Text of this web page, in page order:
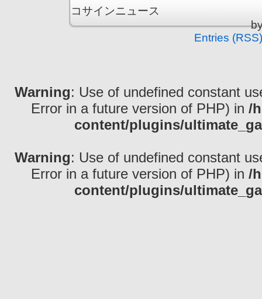
コサインニュー
Entries (RSS)
Warning: Use of undefined constant
Error in a future version of PHP) in /
content/plugins/
Warning: Use of undefined constant
Error in a future version of PHP) in /
content/plugins/